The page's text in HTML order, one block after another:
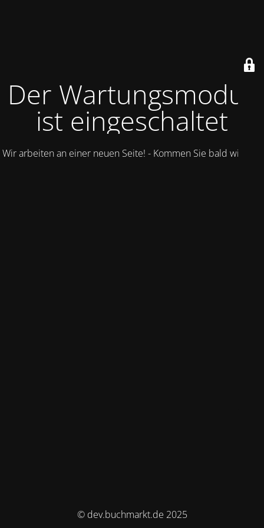
Der Wartungsmodus
ist eingeschaltet
Wir arbeiten an einer neuen Seite! - Kommen Sie bald wieder.
© dev.buchmarkt.de 2025